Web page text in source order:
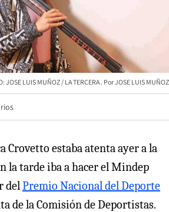
JOSE LUIS MUÑOZ / LA TERCERA JOSE LUIS MUÑOZ
Crovetto estaba atenta ayer a la
la tarde iba a hacer el Mindep
delPremio Nacional del Deporte
de la Comisión de Deportistas.